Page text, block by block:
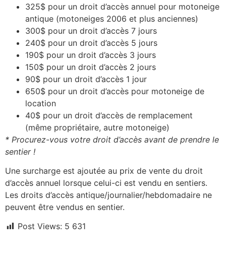
325$ pour un droit d’accès annuel pour motoneige
antique (motoneiges 2006 et plus anciennes)
300$ pour un droit d’accès 7 jours
240$ pour un droit d’accès 5 jours
190$ pour un droit d’accès 3 jours
150$ pour un droit d’accès 2 jours
90$ pour un droit d’accès 1 jour
650$ pour un droit d’accès pour motoneige de
location
40$ pour un droit d’accès de remplacement
(même propriétaire, autre motoneige)
* Procurez-vous votre droit d’accès avant de prendre le
sentier !
Une surcharge est ajoutée au prix de vente du droit
d’accès annuel lorsque celui-ci est vendu en sentiers.
Les droits d’accès antique/journalier/hebdomadaire ne
peuvent être vendus en sentier.
Post Views: 5 631